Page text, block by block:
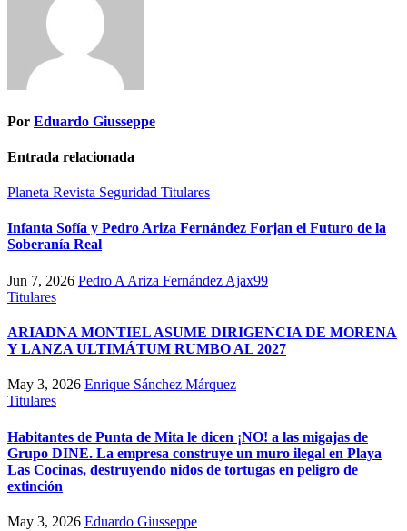
Por Eduardo Giusseppe
Entrada relacionada
Planeta Revista Seguridad Titulares
Infanta Sofía y Pedro Ariza Fernández Forjan el Futuro de la
Soberanía Real
Jun 7, 2026 Pedro A Ariza Fernández Ajax99
Titulares
ARIADNA MONTIEL ASUME DIRIGENCIA DE MORENA
Y LANZA ULTIMÁTUM RUMBO AL 2027
May 3, 2026 Enrique Sánchez Márquez
Titulares
Habitantes de Punta de Mita le dicen ¡NO! a las migajas de
Grupo DINE. La empresa construye un muro ilegal en Playa
Las Cocinas, destruyendo nidos de tortugas en peligro de
extinción
May 3, 2026 Eduardo Giusseppe